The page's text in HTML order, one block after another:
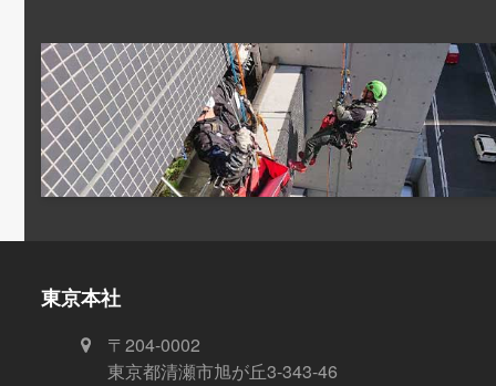
東京本社
〒204-0002
東京都清瀬市旭が丘3-343-46